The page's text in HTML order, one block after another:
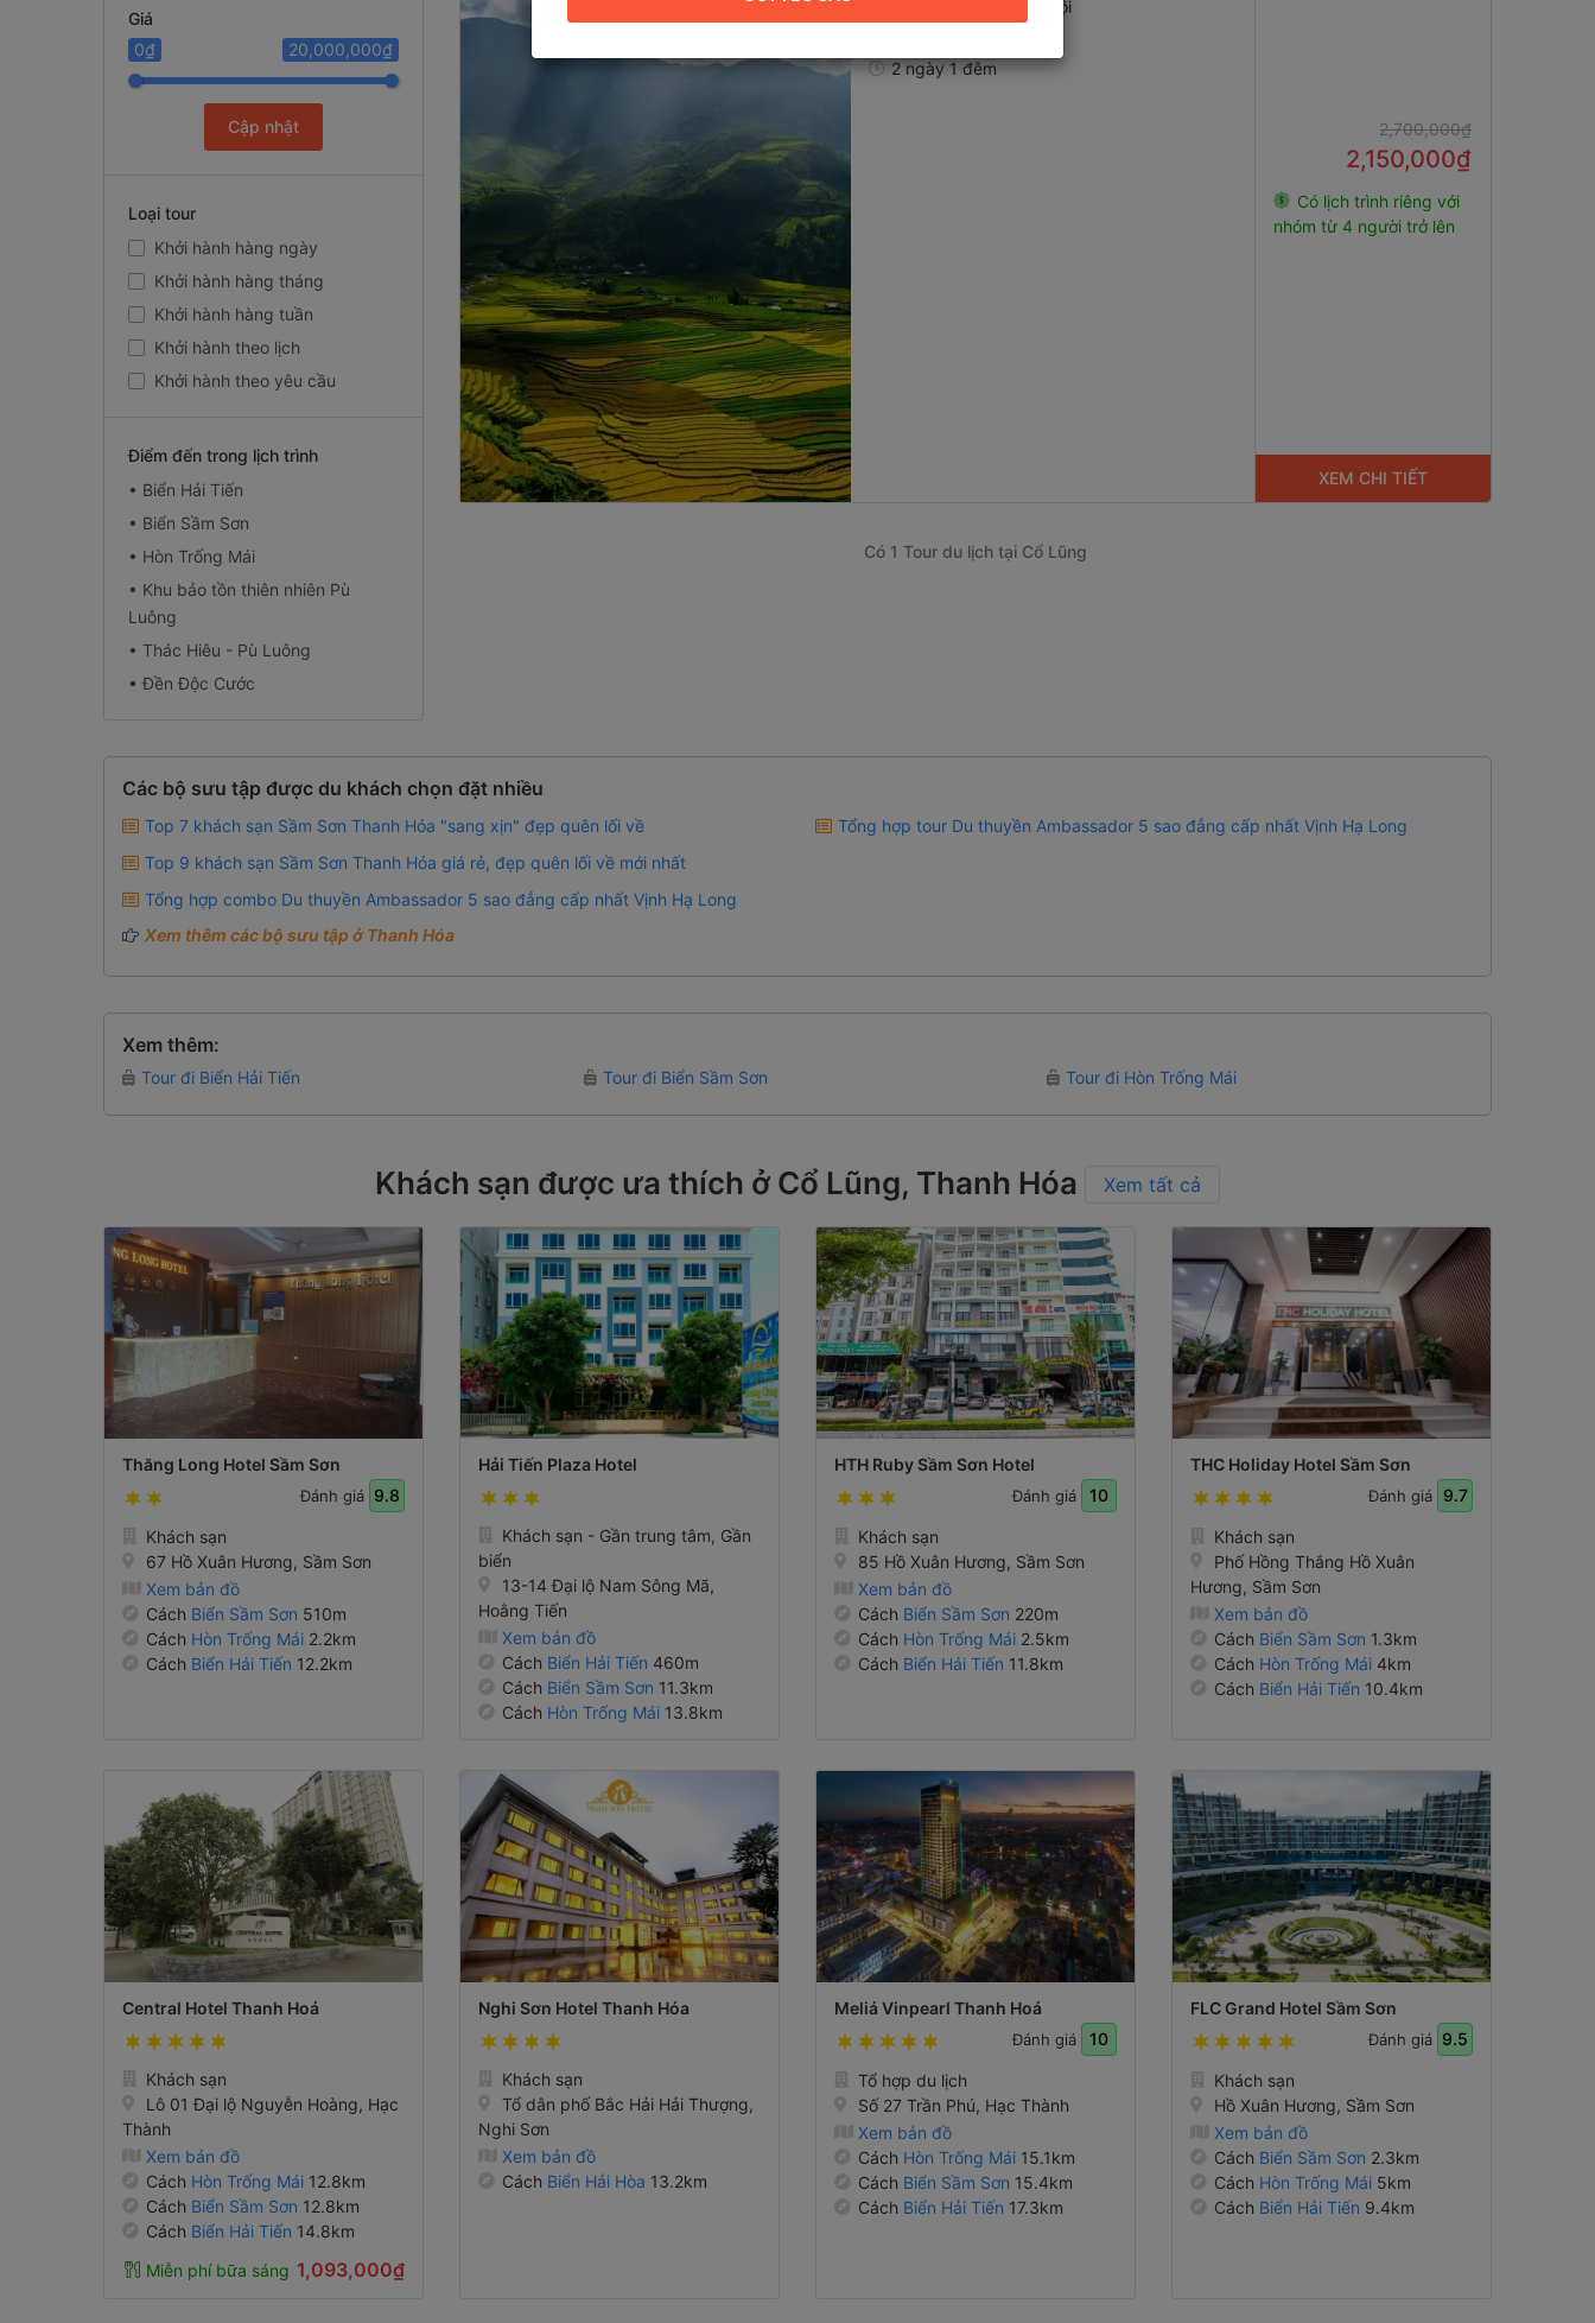
Giá
0₫
20,000,000₫
Cập nhật
Loại tour
Khởi hành hàng ngày
Khởi hành hàng tháng
Khởi hành hàng tuần
Khởi hành theo lịch
Khởi hành theo yêu cầu
Điểm đến trong lịch trình
• Biển Hải Tiến
• Biển Sầm Sơn
• Hòn Trống Mái
• Khu bảo tồn thiên nhiên Pù
Luông
• Thác Hiêu - Pù Luông
• Đền Độc Cước
Hà Nội
2 ngày 1 đêm
2,700,000₫
2,150,000₫
Có lịch trình riêng với
nhóm từ 4 người trở lên
XEM CHI TIẾT
Có 1 Tour du lịch tại Cổ Lũng
Các bộ sưu tập được du khách chọn đặt nhiều
Top 7 khách sạn Sầm Sơn Thanh Hóa "sang xịn" đẹp quên lối về
Top 9 khách sạn Sầm Sơn Thanh Hóa giá rẻ, đẹp quên lối về mới nhất
Tổng hợp combo Du thuyền Ambassador 5 sao đẳng cấp nhất Vịnh Hạ Long
Tổng hợp tour Du thuyền Ambassador 5 sao đẳng cấp nhất Vịnh Hạ Long
Xem thêm các bộ sưu tập ở Thanh Hóa
Xem thêm:
Tour đi Biển Hải Tiến Tour đi Biển Sầm Sơn Tour đi Hòn Trống Mái
Khách sạn được ưa thích ở Cổ Lũng, Thanh Hóa Xem tất cả
Thăng Long Hotel Sầm Sơn
Đánh giá 9.8
Khách sạn
67 Hồ Xuân Hương, Sầm Sơn
Xem bản đồ
Cách Biển Sầm Sơn 510m
Cách Hòn Trống Mái 2.2km
Cách Biển Hải Tiến 12.2km
Hải Tiến Plaza Hotel
Khách sạn - Gần trung tâm, Gần
biển
13-14 Đại lộ Nam Sông Mã,
Hoằng Tiến
Xem bản đồ
Cách Biển Hải Tiến 460m
Cách Biển Sầm Sơn 11.3km
Cách Hòn Trống Mái 13.8km
HTH Ruby Sầm Sơn Hotel
Đánh giá 10
Khách sạn
85 Hồ Xuân Hương, Sầm Sơn
Xem bản đồ
Cách Biển Sầm Sơn 220m
Cách Hòn Trống Mái 2.5km
Cách Biển Hải Tiến 11.8km
THC Holiday Hotel Sầm Sơn
Đánh giá 9.7
Khách sạn
Phố Hồng Thắng Hồ Xuân
Hương, Sầm Sơn
Xem bản đồ
Cách Biển Sầm Sơn 1.3km
Cách Hòn Trống Mái 4km
Cách Biển Hải Tiến 10.4km
Central Hotel Thanh Hoá
Khách sạn
Lô 01 Đại lộ Nguyễn Hoàng, Hạc
Thành
Xem bản đồ
Cách Hòn Trống Mái 12.8km
Cách Biển Sầm Sơn 12.8km
Cách Biển Hải Tiến 14.8km
Miễn phí bữa sáng 1,093,000₫
Nghi Sơn Hotel Thanh Hóa
Khách sạn
Tổ dân phố Bắc Hải Hải Thượng,
Nghi Sơn
Xem bản đồ
Cách Biển Hải Hòa 13.2km
Meliá Vinpearl Thanh Hoá
Đánh giá 10
Tổ hợp du lịch
Số 27 Trần Phú, Hạc Thành
Xem bản đồ
Cách Hòn Trống Mái 15.1km
Cách Biển Sầm Sơn 15.4km
Cách Biển Hải Tiến 17.3km
FLC Grand Hotel Sầm Sơn
Đánh giá 9.5
Khách sạn
Hồ Xuân Hương, Sầm Sơn
Xem bản đồ
Cách Biển Sầm Sơn 2.3km
Cách Hòn Trống Mái 5km
Cách Biển Hải Tiến 9.4km